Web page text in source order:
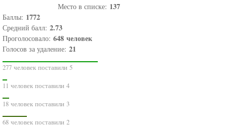
Место в списке: 137
Баллы: 1772
Средний балл: 2.73
Проголосовало: 648 человек
Голосов за удаление: 21
277 человек поставили 5
11 человек поставили 4
18 человек поставили 3
68 человек поставили 2